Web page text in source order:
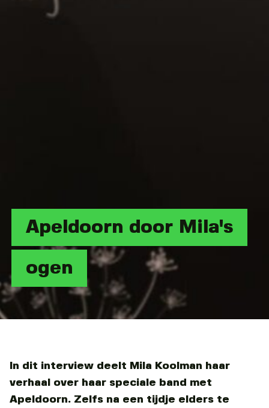
Apeldoorn door Mila's
ogen
In dit interview deelt Mila Koolman haar
verhaal over haar speciale band met
Apeldoorn. Zelfs na een tijdje elders te